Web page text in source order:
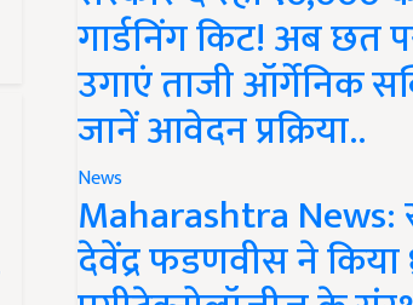
गार्डनिंग किट! अब छत
उगाएं ताजी ऑर्गेनिक
जानें आवेदन प्रक्रिया..
News
Maharashtra News:
देवेंद्र फडणवीस ने किया